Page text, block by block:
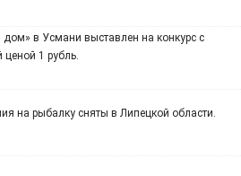
дом» в Усмани выставлен на конкурс с
ценой 1 рубль.
на рыбалку сняты в Липецкой области.